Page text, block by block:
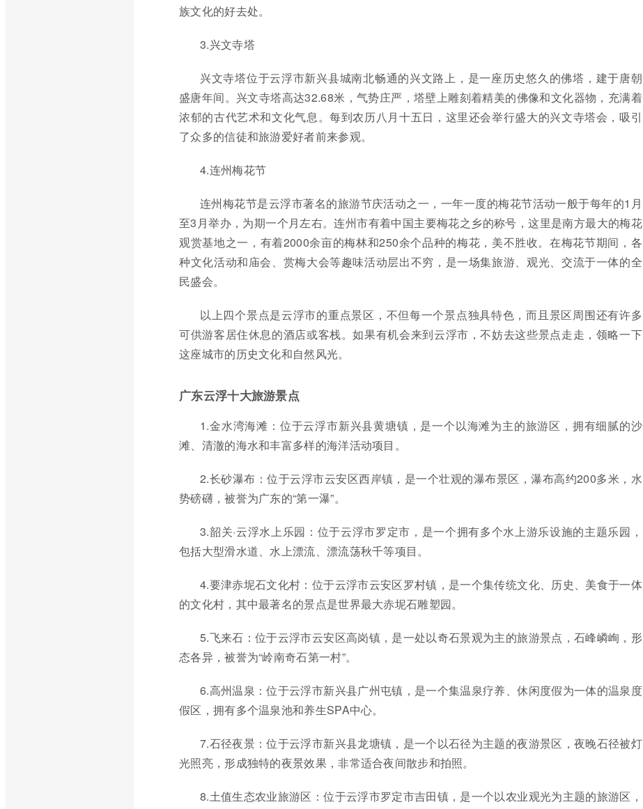
族文化的好去处。
3.兴文寺塔
兴文寺塔位于云浮市新兴县城南北畅通的兴文路上，是一座历史悠久的佛塔，建于唐朝
盛唐年间。兴文寺塔高达32.68米，气势庄严，塔壁上雕刻着精美的佛像和文化器物，充满着
浓郁的古代艺术和文化气息。每到农历八月十五日，这里还会举行盛大的兴文寺塔会，吸引
了众多的信徒和旅游爱好者前来参观。
4.连州梅花节
连州梅花节是云浮市著名的旅游节庆活动之一，一年一度的梅花节活动一般于每年的1月
至3月举办，为期一个月左右。连州市有着中国主要梅花之乡的称号，这里是南方最大的梅花
观赏基地之一，有着2000余亩的梅林和250余个品种的梅花，美不胜收。在梅花节期间，各
种文化活动和庙会、赏梅大会等趣味活动层出不穷，是一场集旅游、观光、交流于一体的全
民盛会。
以上四个景点是云浮市的重点景区，不但每一个景点独具特色，而且景区周围还有许多
可供游客居住休息的酒店或客栈。如果有机会来到云浮市，不妨去这些景点走走，领略一下
这座城市的历史文化和自然风光。
广东云浮十大旅游景点
1.金水湾海滩：位于云浮市新兴县黄塘镇，是一个以海滩为主的旅游区，拥有细腻的沙
滩、清澈的海水和丰富多样的海洋活动项目。
2.长砂瀑布：位于云浮市云安区西岸镇，是一个壮观的瀑布景区，瀑布高约200多米，水
势磅礴，被誉为广东的“第一瀑”。
3.韶关·云浮水上乐园：位于云浮市罗定市，是一个拥有多个水上游乐设施的主题乐园，
包括大型滑水道、水上漂流、漂流荡秋千等项目。
4.要津赤坭石文化村：位于云浮市云安区罗村镇，是一个集传统文化、历史、美食于一体
的文化村，其中最著名的景点是世界最大赤坭石雕塑园。
5.飞来石：位于云浮市云安区高岗镇，是一处以奇石景观为主的旅游景点，石峰嶙峋，形
态各异，被誉为“岭南奇石第一村”。
6.高州温泉：位于云浮市新兴县广州屯镇，是一个集温泉疗养、休闲度假为一体的温泉度
假区，拥有多个温泉池和养生SPA中心。
7.石径夜景：位于云浮市新兴县龙塘镇，是一个以石径为主题的夜游景区，夜晚石径被灯
光照亮，形成独特的夜景效果，非常适合夜间散步和拍照。
8.土值生态农业旅游区：位于云浮市罗定市吉田镇，是一个以农业观光为主题的旅游区，